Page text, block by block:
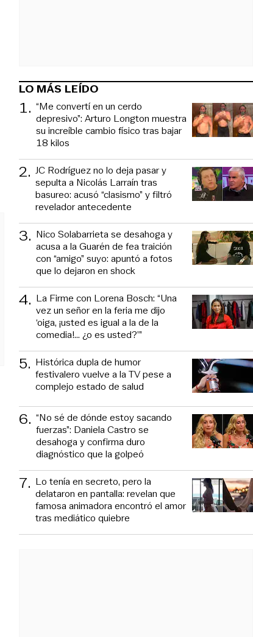
LO MÁS LEÍDO
1. “Me convertí en un cerdo
depresivo”: Arturo Longton muestra
su increíble cambio físico tras bajar
18 kilos
2. JC Rodríguez no lo deja pasar y
sepulta a Nicolás Larraín tras
basureo: acusó “clasismo” y filtró
revelador antecedente
3. Nico Solabarrieta se desahoga y
acusa a la Guarén de fea traición
con “amigo” suyo: apuntó a fotos
que lo dejaron en shock
4. La Firme con Lorena Bosch: “Una
vez un señor en la feria me dijo
‘oiga, ¡usted es igual a la de la
comedia!... ¿o es usted?’”
5. Histórica dupla de humor
festivalero vuelve a la TV pese a
complejo estado de salud
6. “No sé de dónde estoy sacando
fuerzas”: Daniela Castro se
desahoga y confirma duro
diagnóstico que la golpeó
7. Lo tenía en secreto, pero la
delataron en pantalla: revelan que
famosa animadora encontró el amor
tras mediático quiebre